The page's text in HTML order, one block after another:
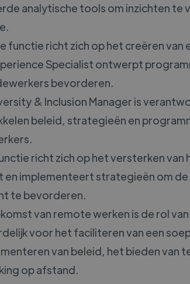
analytische tools om inzichten te
functie richt zich op het creëren
Specialist ontwerpt
bevorderen.
& Inclusion Manager is
beleid, strategieën en
richt zich op het versterken
en implementeert strategieën om
te bevorderen.
van remote werken is de rol
voor het faciliteren van een
van beleid, het bieden van
op afstand.